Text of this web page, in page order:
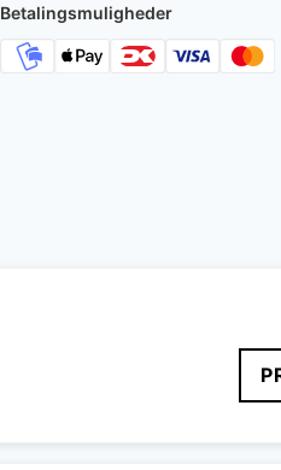
Betalingsmuligheder